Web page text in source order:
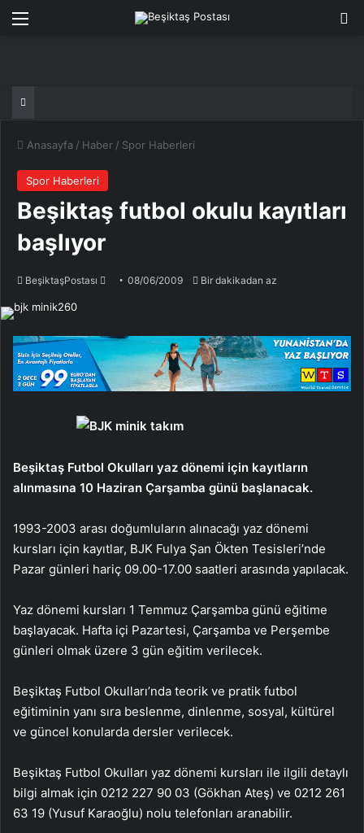
Menü
Anasayfa / Haber / Spor Haberleri
Spor Haberleri
Beşiktaş futbol okulu kayıtları
başlıyor
BeşiktaşPostası
göndermek
08/06/2009 Bir dakikadan az
Beşiktaş Futbol Okulları yaz dönemi için kayıtların
alınmasına 10 Haziran Çarşamba günü başlanacak.
1993-2003 arası doğumluların alınacağı yaz dönemi
kursları için kayıtlar, BJK Fulya Şan Ökten Tesisleri’nde
Pazar günleri hariç 09.00-17.00 saatleri arasında yapılacak.
Yaz dönemi kursları 1 Temmuz Çarşamba günü eğitime
başlayacak. Hafta içi Pazartesi, Çarşamba ve Perşembe
günleri olmak üzere 3 gün eğitim verilecek.
Beşiktaş Futbol Okulları’nda teorik ve pratik futbol
eğitiminin yanı sıra beslenme, dinlenme, sosyal, kültürel
ve güncel konularda dersler verilecek.
Beşiktaş Futbol Okulları yaz dönemi kursları ile ilgili detaylı
bilgi almak için 0212 227 90 03 (Gökhan Ateş) ve 0212 261
63 19 (Yusuf Karaoğlu) nolu telefonları aranabilir.